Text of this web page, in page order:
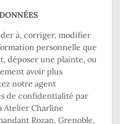
à, corriger, modifier
personnelle que
déposer une plainte, ou
avoir plus
notre agent
de confidentialité par
Atelier Charline
Rozan, Grenoble,